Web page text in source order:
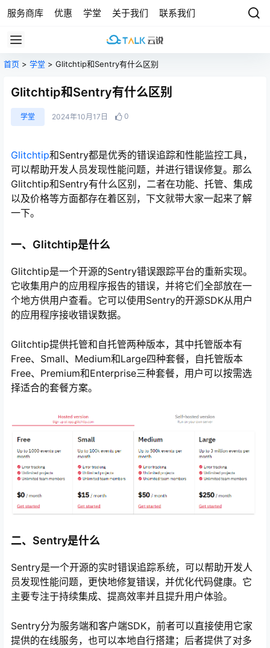
服务商库 优惠 学堂 关于我们 联系我们
首页 > 学堂 > Glitchtip和Sentry有什么区别
Glitchtip和Sentry有什么区别
学堂 2024年10月17日 0
Glitchtip和Sentry都是优秀的错误追踪和性能监控工具，
可以帮助开发人员发现性能问题，并进行错误修复。那么
Glitchtip和Sentry有什么区别，二者在功能、托管、集成
以及价格等方面都存在着区别，下文就带大家一起来了解
一下。
一、Glitchtip是什么
Glitchtip是一个开源的Sentry错误跟踪平台的重新实现。
它收集用户的应用程序报告的错误，并将它们全部放在一
个地方供用户查看。它可以使用Sentry的开源SDK从用户
的应用程序接收错误数据。
Glitchtip提供托管和自托管两种版本，其中托管版本有
Free、Small、Medium和Large四种套餐，自托管版本
Free、Premium和Enterprise三种套餐，用户可以按需选
择适合的套餐方案。
二、Sentry是什么
Sentry是一个开源的实时错误追踪系统，可以帮助开发人
员发现性能问题，更快地修复错误，并优化代码健康。它
主要专注于持续集成、提高效率并且提升用户体验。
Sentry分为服务端和客户端SDK，前者可以直接使用它家
提供的在线服务，也可以本地自行搭建；后者提供了对多